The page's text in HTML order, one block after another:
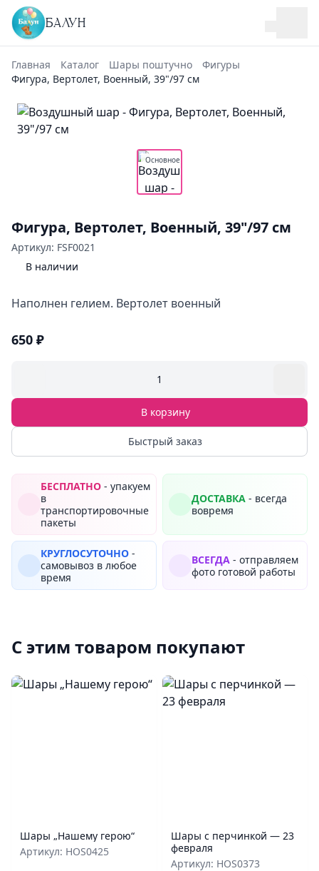
БАЛУН
Главная Каталог Шары поштучно
Фигуры
Фигура, Вертолет, Военный, 39"/97 см
Основное
Фигура, Вертолет, Военный, 39"/97 см
Артикул: FSF0021
В наличии
Наполнен гелием. Вертолет военный
650 ₽
1
В корзину
Быстрый заказ
БЕСПЛАТНО - упакуем
в
транспортировочные
пакеты
ДОСТАВКА - всегда
вовремя
КРУГЛОСУТОЧНО -
самовывоз в любое
время
ВСЕГДА - отправляем
фото готовой работы
С этим товаром покупают
Шары „Нашему герою“
Артикул: HOS0425
Шары с перчинкой — 23
февраля
Артикул: HOS0373